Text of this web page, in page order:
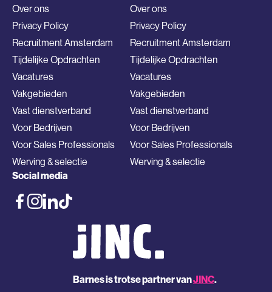
Over ons
Privacy Policy
Recruitment Amsterdam
Tijdelijke Opdrachten
Vacatures
Vakgebieden
Vast dienstverband
Voor Bedrijven
Voor Sales Professionals
Werving & selectie
Over ons
Privacy Policy
Recruitment Amsterdam
Tijdelijke Opdrachten
Vacatures
Vakgebieden
Vast dienstverband
Voor Bedrijven
Voor Sales Professionals
Werving & selectie
Social media
Barnes is trotse partner vanJINC.